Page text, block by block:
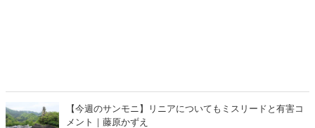
【今週のサンモニ】リニアについてもミスリードと有害コ
メント｜藤原かずえ